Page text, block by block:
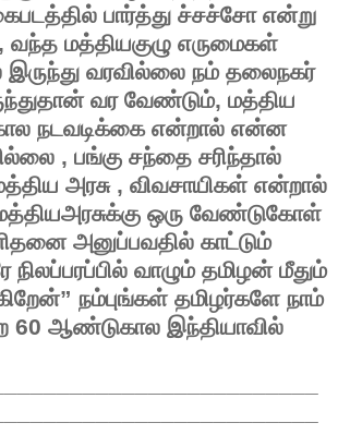
பார்த்து ச்சச்சோ என்று
வந்த மத்தியகுழு எருமைகள்
இருந்து வரவில்லை நம் தலைநகர்
வர வேண்டும், மத்திய
நடவடிக்கை என்றால் என்ன
, பங்கு சந்தை சரிந்தால்
அரசு , விவசாயிகள் என்றால்
ஒரு வேண்டுகோள்
அனுப்பவதில் காட்டும்
வாழும் தமிழன் மீதும்
நம்புங்கள் தமிழர்களே நாம்
60 ஆண்டுகால இந்தியாவில்